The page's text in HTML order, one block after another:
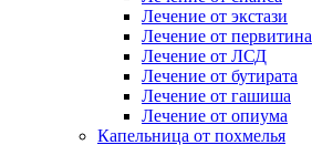
Лечение от экстази
Лечение от первитина
Лечение от ЛСД
Лечение от бутирата
Лечение от гашиша
Лечение от опиума
Капельница от похмелья